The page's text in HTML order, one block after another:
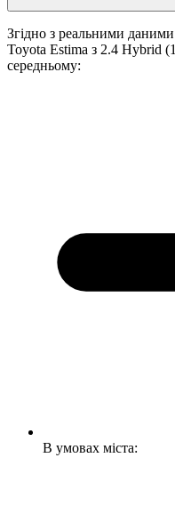
Згідно з реальними
Toyota Estima з 2.4 Hybrid
середньому:
В умовах міста: